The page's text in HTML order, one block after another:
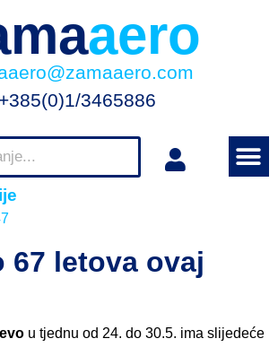
aero
+385(0)1/3465886
67 letova ovaj
u tjednu od 24. do 30.5. ima slijedeće